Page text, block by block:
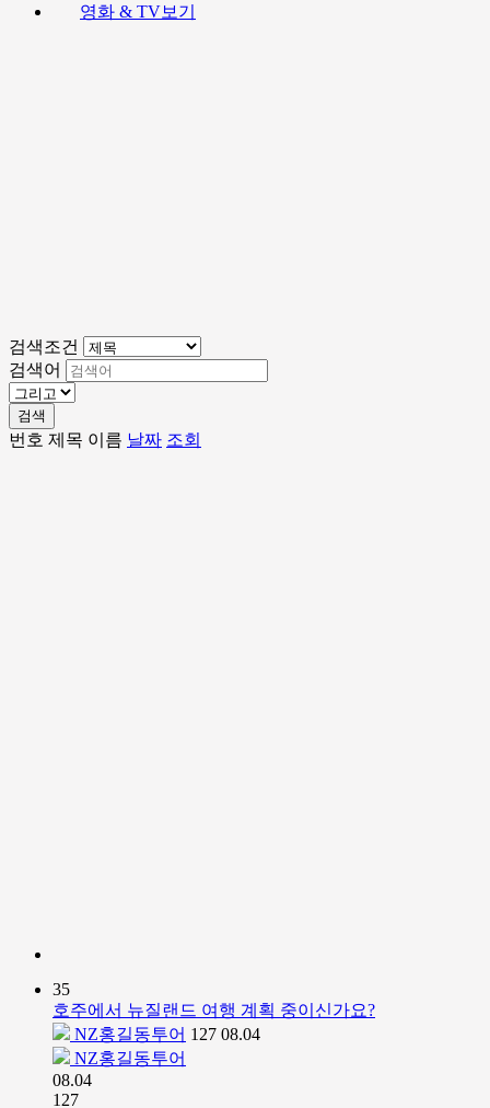
영화 & TV보기
검색조건
검색어
검색
번호 제목 이름 날짜 조회
35
호주에서 뉴질랜드 여행 계획 중이신가요?
NZ홍길동투어 127 08.04
NZ홍길동투어
08.04
127